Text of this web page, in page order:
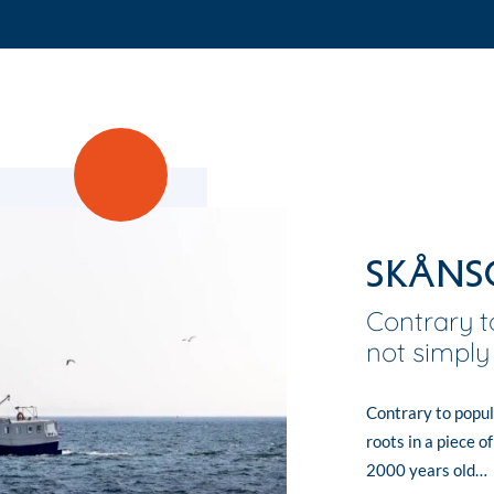
Contrary
not
Contrary to
roots in a piece
2000 years old…